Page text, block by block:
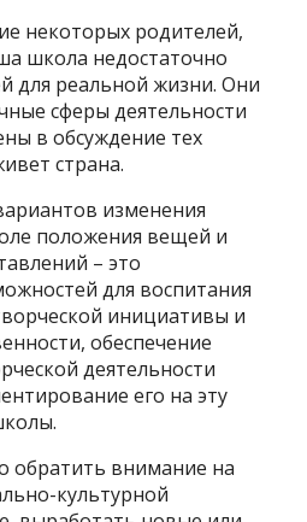
некоторых родителей,
школа недостаточно
для реальной жизни. Они
сферы деятельности
в обсуждение тех
страна.
изменения
положения вещей и
– это
для воспитания
инициативы и
обеспечение
деятельности
его на эту
обратить внимание на
культурной